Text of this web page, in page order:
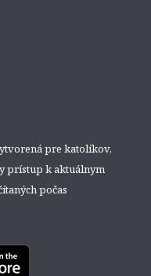
pre katolíkov,
prístup k aktuálnym
počas